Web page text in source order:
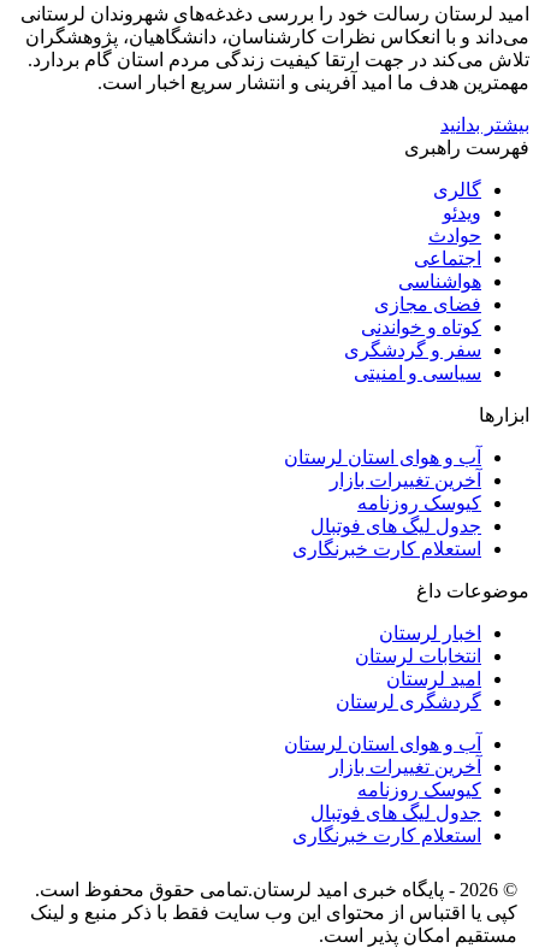
امید لرستان رسالت خود را بررسی دغدغه‌های شهروندان لرستانی
می‌داند و با انعکاس نظرات کارشناسان، دانشگاهیان، پژوهشگران
تلاش می‌کند در جهت ارتقا کیفیت زندگی مردم استان گام بردارد.
مهمترین هدف ما امید آفرینی و انتشار سریع اخبار است.
بیشتر بدانید
فهرست راهبری
گالری
ویدئو
حوادث
اجتماعی
هواشناسی
فضای مجازی
کوتاه و خواندنی
سفر و گردشگری
سیاسی و امنیتی
ابزارها
آب و هوای استان لرستان
آخرین تغییرات بازار
کیوسک روزنامه
جدول لیگ های فوتبال
استعلام کارت خبرنگاری
موضوعات داغ
اخبار لرستان
انتخابات لرستان
امید لرستان
گردشگری لرستان
آب و هوای استان لرستان
آخرین تغییرات بازار
کیوسک روزنامه
جدول لیگ های فوتبال
استعلام کارت خبرنگاری
© 2026 - پایگاه خبری اميد لرستان.تمامی حقوق محفوظ است.
کپی یا اقتباس از محتوای این وب سایت فقط با ذکر منبع و لینک
مستقیم امکان پذیر است.